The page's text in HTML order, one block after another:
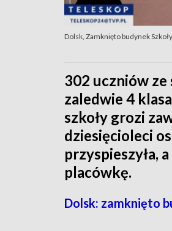
Dolsk, Zamknięto budynek
302 uczniów ze
zaledwie 4
szkoły grozi
dziesięcioleci
przyspieszyła,
placówkę.
Dolsk: zamknięto